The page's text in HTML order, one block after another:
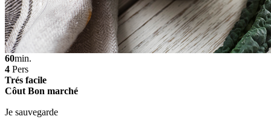
60min.
4 Pers
Trés facile
Côut Bon marché
Je sauvegarde